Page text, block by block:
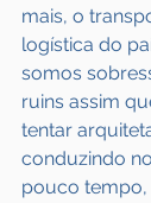
mais, o
logística do
somos
ruins assim
tentar
conduzindo
pouco